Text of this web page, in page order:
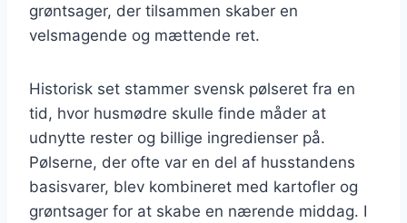
grøntsager, der tilsammen skaber en
velsmagende og mættende ret.
Historisk set stammer svensk pølseret fra en
tid, hvor husmødre skulle finde måder at
udnytte rester og billige ingredienser på.
Pølserne, der ofte var en del af husstandens
basisvarer, blev kombineret med kartofler og
grøntsager for at skabe en nærende middag. I